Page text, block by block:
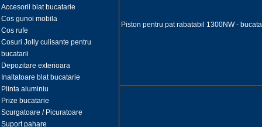
Accesorii blat bucatarie
Cos gunoi mobila
Cos rufe
Cosuri Jolly culisante pentru
bucatarii
Depozitare exterioara
Inaltatoare blat bucatarie
Plinta aluminiu
Prize bucatarie
Scurgatoare / Picuratoare
Suport pahare
Piston pentru pat rabatabil 1300NW -